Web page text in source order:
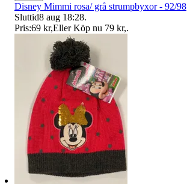
Disney Mimmi rosa/ grå strumpbyxor - 92/98
Sluttid8 aug 18:28.
Pris:69 kr,Eller Köp nu 79 kr,.